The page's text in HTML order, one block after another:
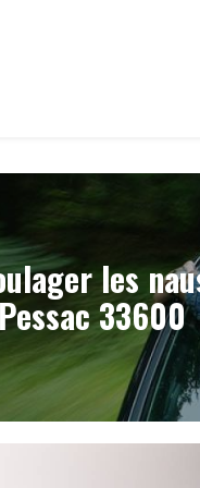
les
33600